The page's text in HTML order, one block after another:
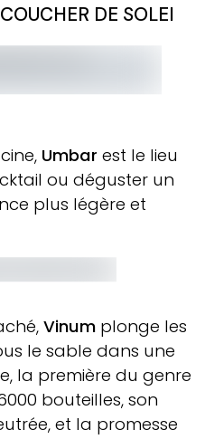
DE SOLEI
Umbar est le lieu
ou déguster un
plus légère et
Vinum plonge les
le sable dans une
la première du genre
bouteilles, son
et la promesse